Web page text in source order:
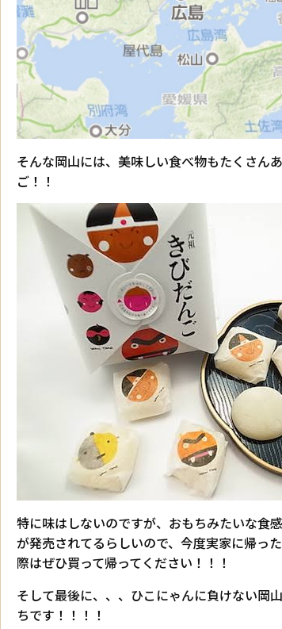
そんな岡山には、美味しい食べ物もたくさん
ご！！
特に味はしないのですが、おもちみたいな食
が発売されてるらしいので、今度実家に帰っ
際はぜひ買って帰ってください！！！
そして最後に、、、ひこにゃんに負けない岡
ちです！！！！